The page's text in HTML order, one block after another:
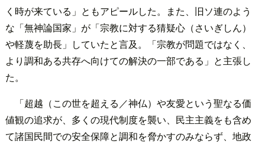
く時が来ている」ともアピールした。また、旧ソ連のよう
な「無神論国家」が「宗教に対する猜疑心（さいぎしん）
や軽蔑を助長」していたと言及。「宗教が問題ではなく、
より調和ある共存へ向けての解決の一部である」と主張し
た。
「超越（この世を超える／神仏）や友愛という聖なる価
値観の追求が、多くの現代制度を襲い、民主主義をも含め
て諸国民間での安全保障と調和を脅かすのみならず、地政